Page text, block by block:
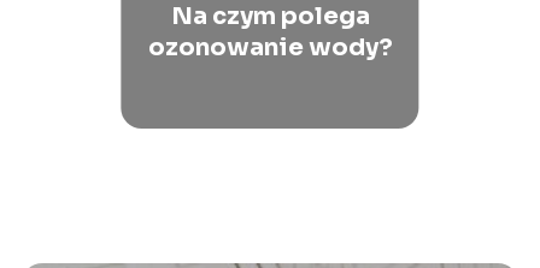
Na czym polega
ozonowanie wody?